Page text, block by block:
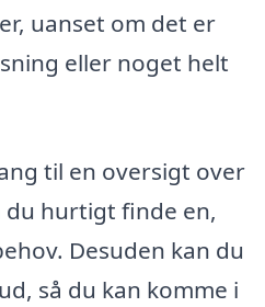
uanset om det er
eller noget helt
til en oversigt over
du hurtigt finde en,
Desuden kan du
så du kan komme i